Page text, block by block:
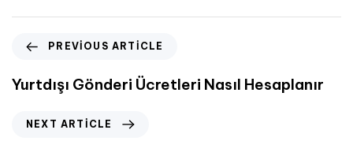
PREVIOUS ARTICLE
Yurtdışı Gönderi Ücretleri Nasıl Hesaplanır
NEXT ARTICLE